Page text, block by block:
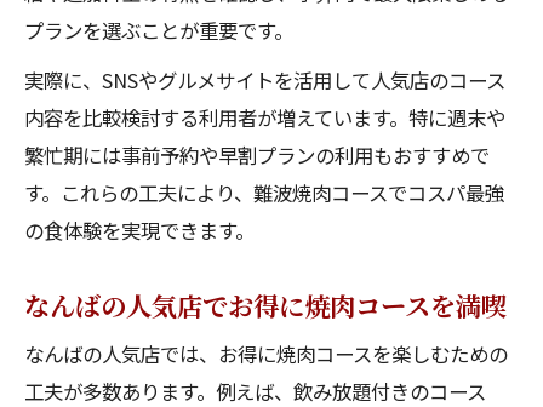
プランを選ぶことが重要です。
実際に、SNSやグルメサイトを活用して人気店のコース
内容を比較検討する利用者が増えています。特に週末や
繁忙期には事前予約や早割プランの利用もおすすめで
す。これらの工夫により、難波焼肉コースでコスパ最強
の食体験を実現できます。
なんばの人気店でお得に焼肉コースを満喫
なんばの人気店では、お得に焼肉コースを楽しむための
工夫が多数あります。例えば、飲み放題付きのコース